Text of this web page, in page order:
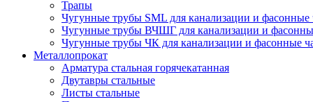
Трапы
Чугунные трубы SML для канализации и фасонные
Чугунные трубы ВЧШГ для канализации и
Чугунные трубы ЧК для канализации и фасонные
Металлопрокат
Арматура стальная горячекатанная
Двутавры стальные
Листы стальные